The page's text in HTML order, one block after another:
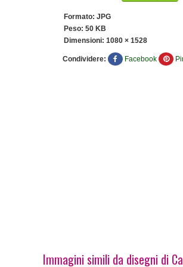
Formato: JPG
Peso: 50 KB
Dimensioni: 1080 × 1528
Condividere: Facebook
Immagini simili da disegni di